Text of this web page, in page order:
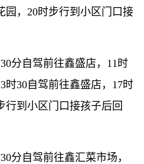
园，20时步行到小区门口接
分自驾前往鑫盛店，11时
时30自驾前往鑫盛店，17时
行到小区门口接孩子后回
自驾前往鑫汇菜市场，